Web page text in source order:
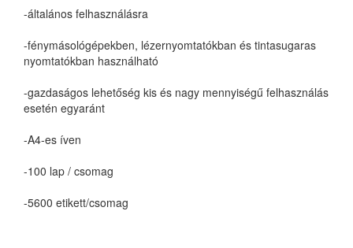
-általános felhasználásra
-fénymásológépekben, lézernyomtatókban és tintasugaras
nyomtatókban használható
-gazdaságos lehetőség kis és nagy mennyiségű felhasználás
esetén egyaránt
-A4-es íven
-100 lap / csomag
-5600 etikett/csomag